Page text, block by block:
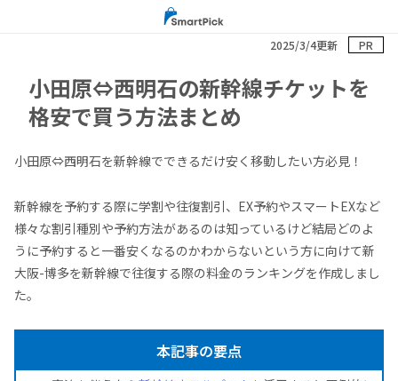
2025/3/4更新 PR
小田原⇔西明石の新幹線チケットを
格安で買う方法まとめ
小田原⇔西明石を新幹線でできるだけ安く移動したい方必見！
新幹線を予約する際に学割や往復割引、EX予約やスマートEXなど
様々な割引種別や予約方法があるのは知っているけど結局どのよ
うに予約すると一番安くなるのかわからないという方に向けて新
大阪-博多を新幹線で往復する際の料金のランキングを作成しまし
た。
本記事の要点